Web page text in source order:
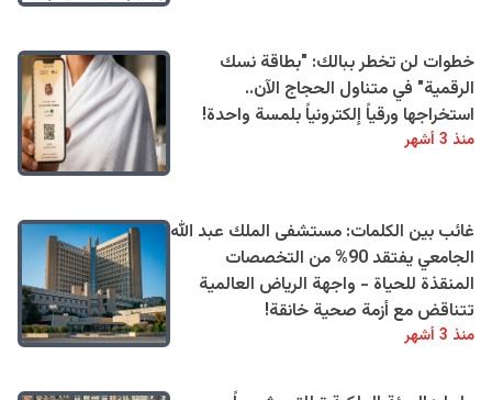
خطوات لن تخطر ببالك: "بطاقة نسك
الرقمية" في متناول الحجاج الآن..
استخراجها ورقياً إلكترونياً بلمسة واحدة!
منذ 3 أشهر
غائب بين الكلمات: مستشفى الملك عبد الله
الجامعي يفتقد 90% من التخصصات
المنقذة للحياة - واجهة الرياض العالمية
تتناقض مع أزمة صحية خانقة!
منذ 3 أشهر